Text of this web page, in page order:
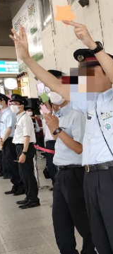
イ
短冊
に願
い事
を書
こ
う！
キ
ャ
ク
タ
ー